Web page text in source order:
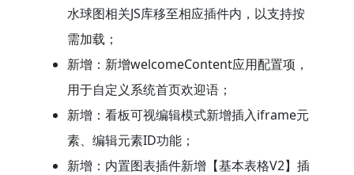
水球图相关JS库移至相应插件内，以支持按
需加载；
新增：新增welcomeContent应用配置项，
用于自定义系统首页欢迎语；
新增：看板可视编辑模式新增插入iframe元
素、编辑元素ID功能；
新增：内置图表插件新增【基本表格V2】插